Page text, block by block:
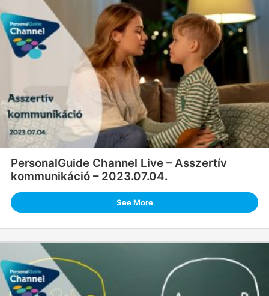
PersonalGuide Channel Live – Asszertív
kommunikáció – 2023.07.04.
See More